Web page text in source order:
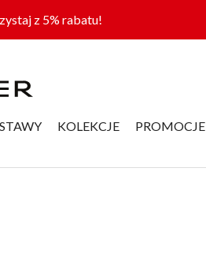
z 5% rabatu!
KOLEKCJE PROMOCJE